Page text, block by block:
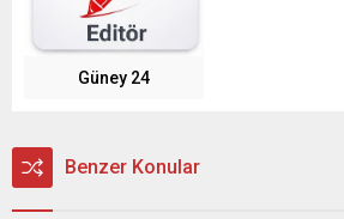
Güney 24
Benzer Konular